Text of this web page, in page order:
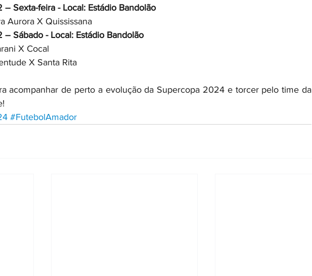
– Sexta-feira - Local: Estádio Bandolão
Aurora X Quississana
– Sábado - Local: Estádio Bandolão
X Cocal
X Santa Rita
acompanhar de perto a evolução da Supercopa 2024 e torcer pelo time da
#FutebolAmador